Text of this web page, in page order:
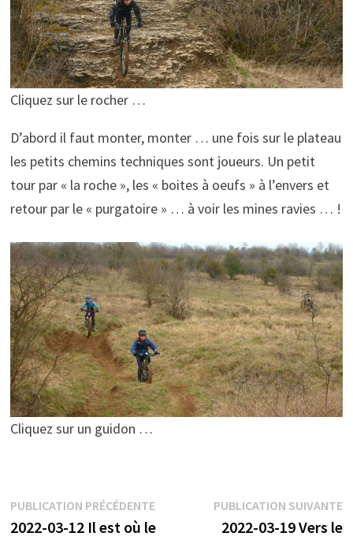
Cliquez sur le rocher …
D’abord il faut monter, monter … une fois sur le plateau
les petits chemins techniques sont joueurs. Un petit
tour par « la roche », les « boites à oeufs » à l’envers et
retour par le « purgatoire » … à voir les mines ravies … !
Cliquez sur un guidon …
Navigation
PUBLICATION PRÉCÉDENTEPublication
précédente :
2022-03-12 Il est où le
PUBLICATION SUIVANTE
2022-03-19 Vers le